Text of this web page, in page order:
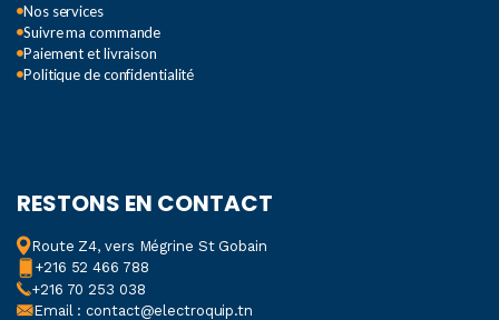
COURANT CONTINU:
COURANT D'ENTRÉE
MAXIMUM
COURANT CONTINU:
MESURE MAXIMALE
200mV
Nos services
Suivre ma commande
Paiement et livraison
Politique de confidentialité
RESTONS EN CONTACT
Route Z4, vers Mégrine St Gobain
+216 52 466 788
+216 70 253 038
Email : contact@electroquip.tn